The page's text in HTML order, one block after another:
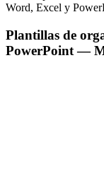
Plantillas de
PowerPoint—